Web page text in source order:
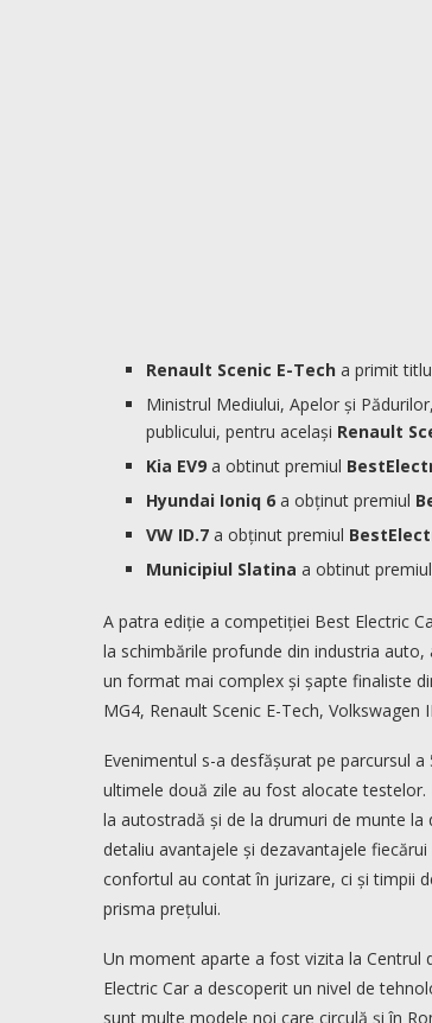
Renault Scenic E-Tech a primit
Ministrul Mediului, Apelor și
publicului, pentru același Renault
Kia EV9 a obtinut premiul
Hyundai Ioniq 6 a obținut premiul
VW ID.7 a obținut premiul
Municipiul Slatina a obtinut
A patra ediție a competiției Best Electric
la schimbările profunde din industria
un format mai complex și șapte finaliste
MG4, Renault Scenic E-Tech, Volkswagen
Evenimentul s-a desfășurat pe parcursul
ultimele două zile au fost alocate
la autostradă și de la drumuri de munte
detaliu avantajele și dezavantajele
confortul au contat în jurizare, ci și timpii
prisma prețului.
Un moment aparte a fost vizita la Centrul
Electric Car a descoperit un nivel de
sunt multe modele noi care circulă și în